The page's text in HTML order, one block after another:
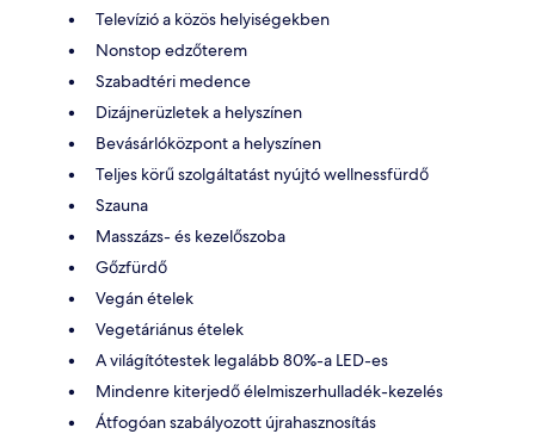
Televízió a közös helyiségekben
Nonstop edzőterem
Szabadtéri medence
Dizájnerüzletek a helyszínen
Bevásárlóközpont a helyszínen
Teljes körű szolgáltatást nyújtó wellnessfürdő
Szauna
Masszázs- és kezelőszoba
Gőzfürdő
Vegán ételek
Vegetáriánus ételek
A világítótestek legalább 80%-a LED-es
Mindenre kiterjedő élelmiszerhulladék-kezelés
Átfogóan szabályozott újrahasznosítás